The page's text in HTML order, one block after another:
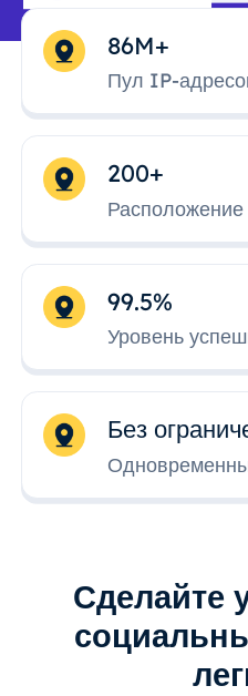
86M+
Пул IP-
200+
Расположение
99.5%
Уровень
Без
Сделайте